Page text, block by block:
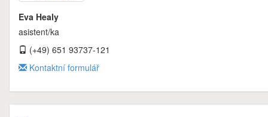
Eva Healy
asistent/ka
(+49) 651 93737-121
Kontaktní formulář